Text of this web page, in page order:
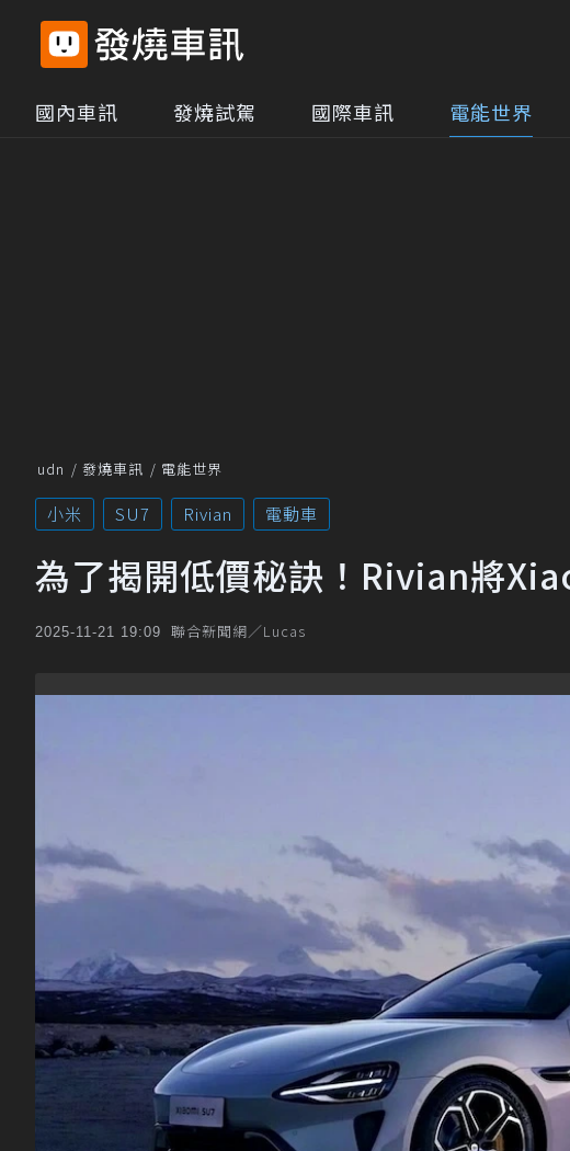
國內車訊 發燒試駕 國際車訊 電能世界
udn 發燒車訊 電能世界
小米 SU7 Rivian 電動車
為了揭開低價秘訣！Rivian將
2025-11-21 19:09 聯合新聞網／Lucas